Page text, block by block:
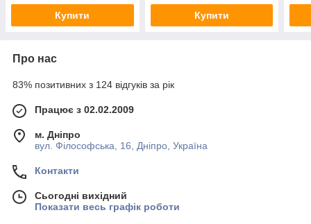
Купити Купити
Про нас
83% позитивних з 124 відгуків за рік
Працює з 02.02.2009
м. Дніпро
вул. Філософська, 16, Дніпро, Україна
Контакти
Сьогодні вихідний
Показати весь графік роботи